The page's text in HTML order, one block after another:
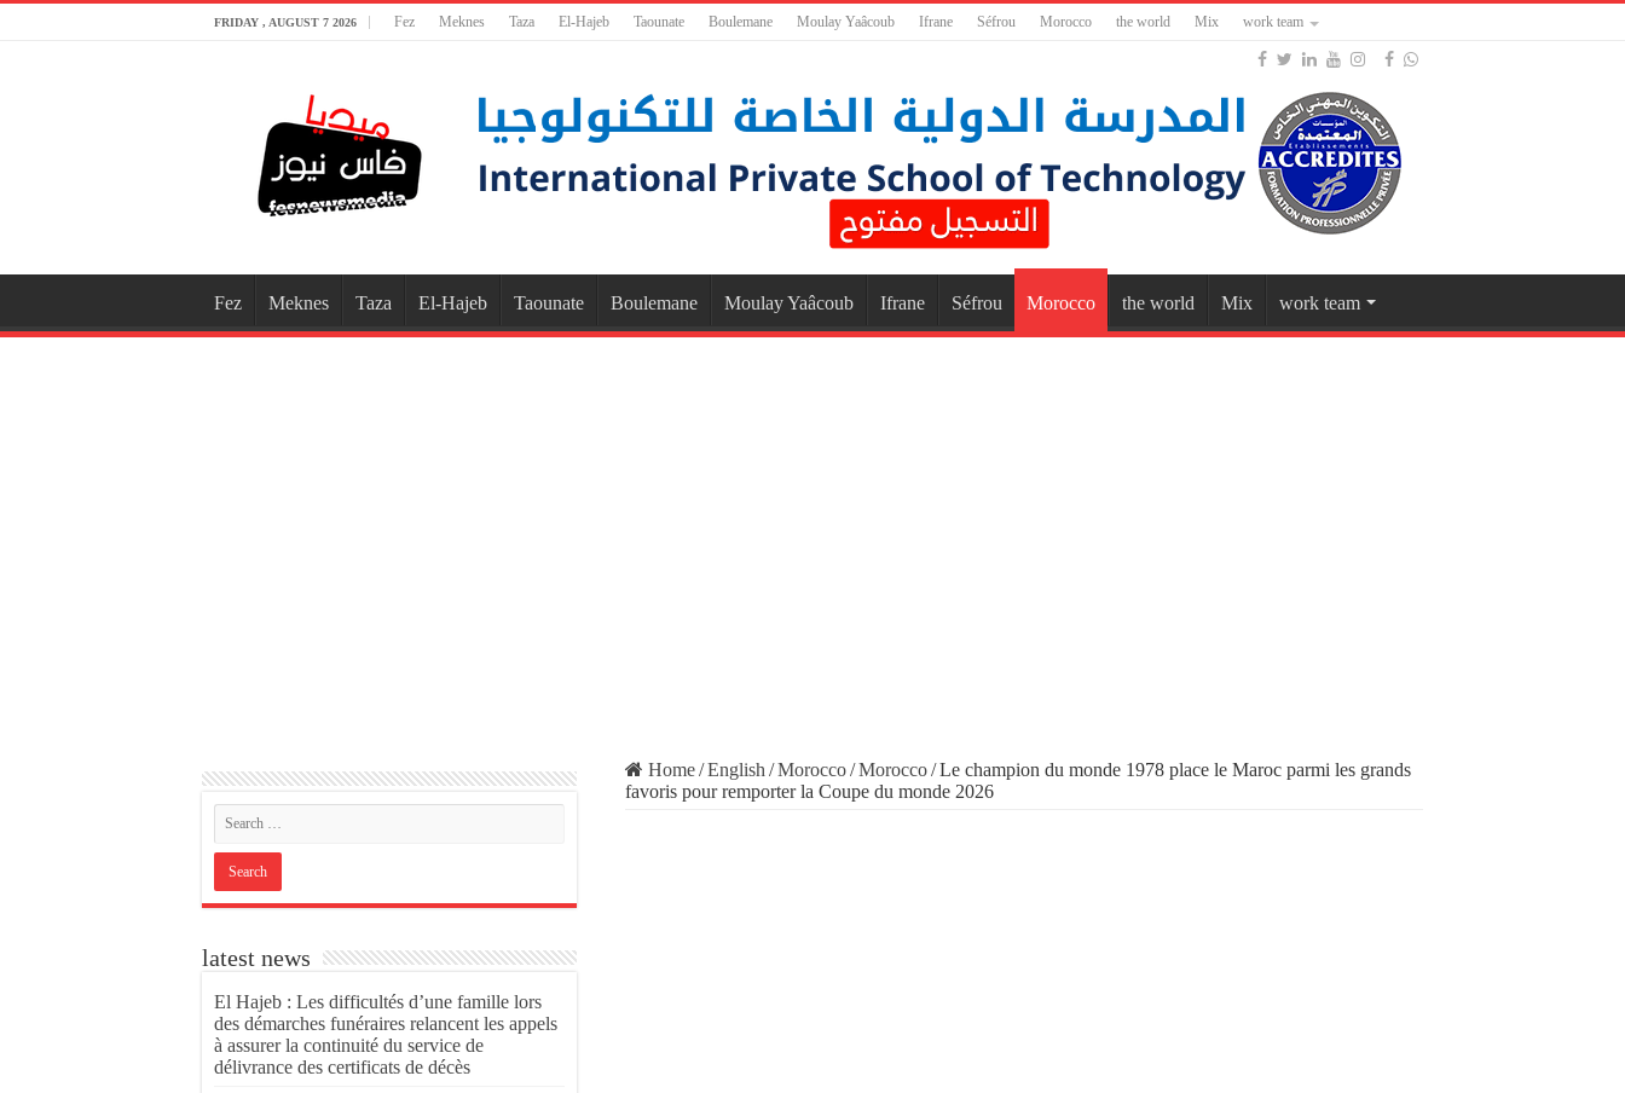
FRIDAY , AUGUST 7 2026 Fez Meknes Taza El-Hajeb Taounate Boulemane Moulay Yaâcoub Ifrane Séfrou Morocco the world Mix work team
Fez Meknes Taza El-Hajeb Taounate Boulemane Moulay Yaâcoub Ifrane Séfrou Morocco the world Mix work team
Home/English /Morocco/Morocco/Le champion du monde 1978 place le Maroc parmi les grands
favoris pour remporter la Coupe du monde 2026
latest news
El Hajeb : Les difficultés d’une famille lors
des démarches funéraires relancent les appels
à assurer la continuité du service de
délivrance des certificats de décès